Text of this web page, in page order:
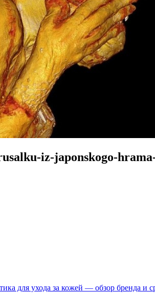
iz-japonskogo-
для ухода за кожей — обзор бренда и